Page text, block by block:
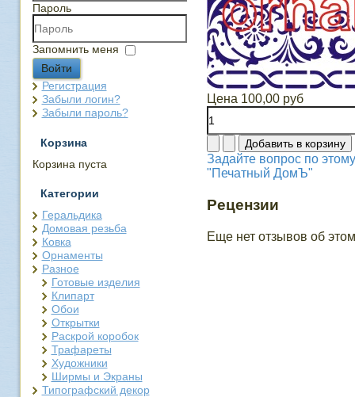
Пароль
Запомнить меня
Войти
Регистрация
Забыли логин?
Забыли пароль?
Корзина
Корзина пуста
Категории
Геральдика
Домовая резьба
Ковка
Орнаменты
Разное
Готовые изделия
Клипарт
Обои
Открытки
Раскрой коробок
Трафареты
Художники
Ширмы и Экраны
Типографский декор
Цена 100,00 руб
Задайте вопрос по
"Печатный ДомЪ"
Рецензии
Еще нет отзывов об